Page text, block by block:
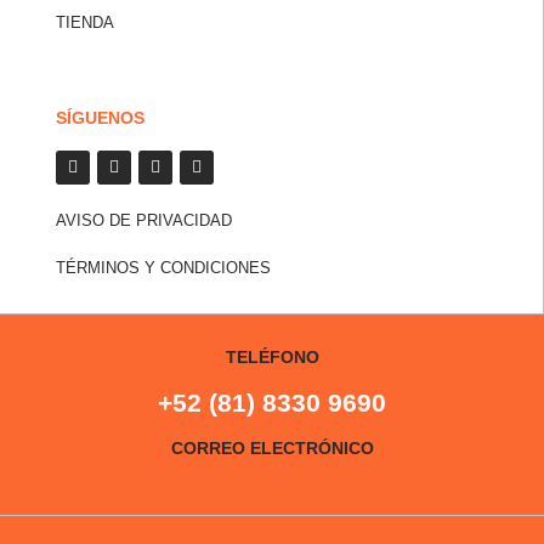
TIENDA
SÍGUENOS
AVISO DE PRIVACIDAD
TÉRMINOS Y CONDICIONES
TELÉFONO
+52 (81) 8330 9690
CORREO ELECTRÓNICO